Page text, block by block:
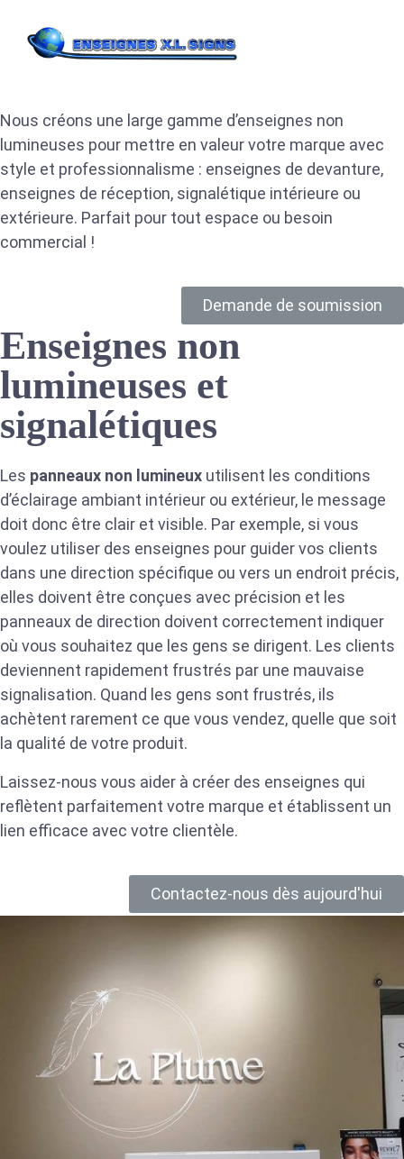
Enseignes non
lumineuses
Nous créons une large gamme d’enseignes non
lumineuses pour mettre en valeur votre marque avec
style et professionnalisme : enseignes de devanture,
enseignes de réception, signalétique intérieure ou
extérieure. Parfait pour tout espace ou besoin
commercial !
Demande de soumission
Enseignes non
lumineuses et
signalétiques
Les panneaux non lumineux utilisent les conditions
d’éclairage ambiant intérieur ou extérieur, le message
doit donc être clair et visible. Par exemple, si vous
voulez utiliser des enseignes pour guider vos clients
dans une direction spécifique ou vers un endroit précis,
elles doivent être conçues avec précision et les
panneaux de direction doivent correctement indiquer
où vous souhaitez que les gens se dirigent. Les clients
deviennent rapidement frustrés par une mauvaise
signalisation. Quand les gens sont frustrés, ils
achètent rarement ce que vous vendez, quelle que soit
la qualité de votre produit.
Laissez-nous vous aider à créer des enseignes qui
reflètent parfaitement votre marque et établissent un
lien efficace avec votre clientèle.
Contactez-nous dès aujourd'hui